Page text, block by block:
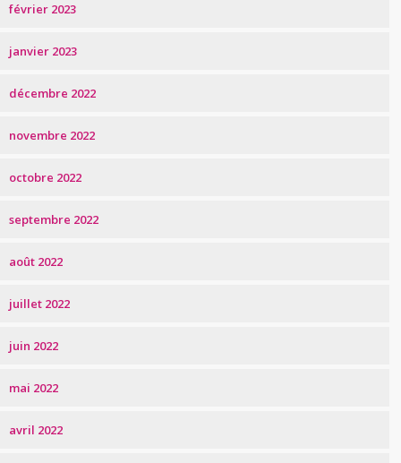
février 2023
janvier 2023
décembre 2022
novembre 2022
octobre 2022
septembre 2022
août 2022
juillet 2022
juin 2022
mai 2022
avril 2022